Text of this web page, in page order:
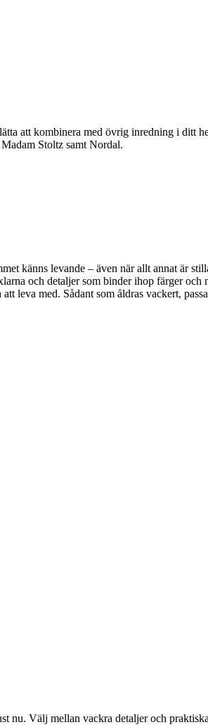
att kombinera med övrig inredning i ditt
Stoltz samt Nordal.
känns levande – även när allt annat är
och detaljer som binder ihop färger
leva med. Sådant som åldras vackert,
nu. Välj mellan vackra detaljer och